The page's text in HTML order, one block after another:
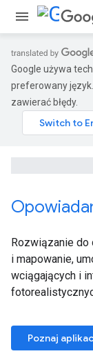
Google używa
preferowany
zawierać błędy.
Rozwiązanie do
i mapowanie,
wciągających i
Poznaj